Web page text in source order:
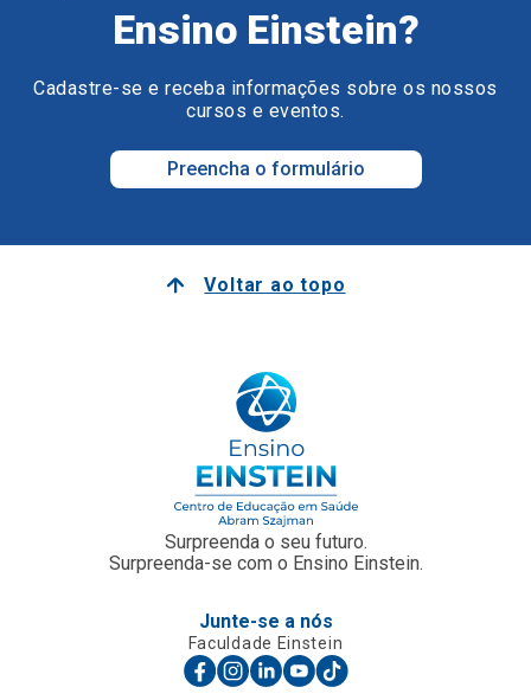
Ensino Einstein?
Cadastre-se e receba informações sobre os nossos
cursos e eventos.
Preencha o formulário
Voltar ao topo
Surpreenda o seu futuro.
Surpreenda-se com o Ensino Einstein.
Junte-se a nós
Faculdade Einstein